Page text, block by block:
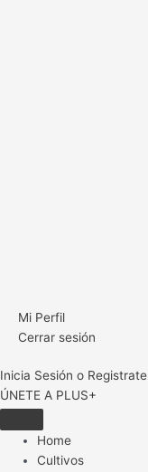
Mi Perfil
Cerrar sesión
Inicia Sesión o Registrate
ÚNETE A PLUS+
Home
Cultivos